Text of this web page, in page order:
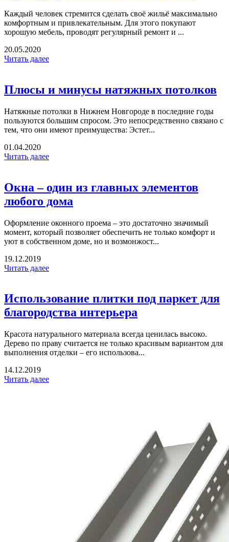
Каждый человек стремится сделать своё жильё максимально
комфортным и привлекательным. Для этого покупают
хорошую мебель, проводят регулярный ремонт и ...
20.05.2020
Читать далее
Плюсы и минусы натяжных потолков
Натяжные потолки в Нижнем Новгороде в последние годы
пользуются большим спросом. Это непосредственно связано с
тем, что они имеют преимущества: Эстет...
01.04.2020
Читать далее
Окна – один из главных элементов
любого дома
Оформление оконного проема – это достаточно значимый
момент, который позволяет обеспечить не только комфорт и
уют в собственном доме, но и возмонжост...
19.12.2019
Читать далее
Использование плитки под паркет для
благородства интерьера
Красота натурального материала всегда ценилась высоко.
Дерево по праву считается не только красивым вариантом для
выполнения отделки – его использова...
14.12.2019
Читать далее